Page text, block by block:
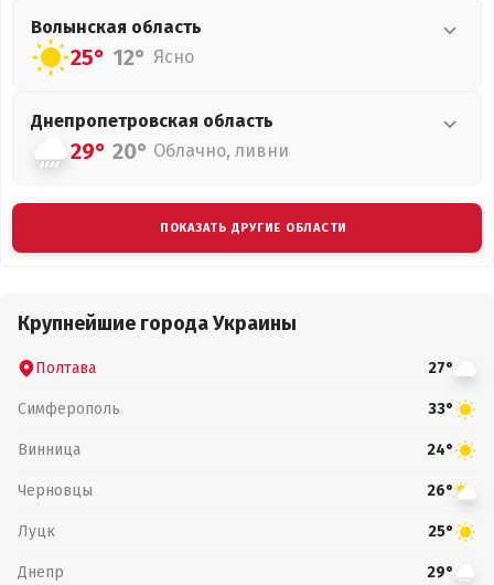
Волынская область
25° 12° Ясно
Днепропетровская область
29° 20° Облачно, ливни
ПОКАЗАТЬ ДРУГИЕ ОБЛАСТИ
Крупнейшие города Украины
Полтава 27°
Симферополь 33°
Винница 24°
Черновцы 26°
Луцк 25°
Днепр 29°